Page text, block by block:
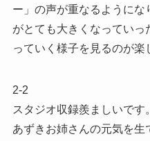
ー」の声が重なるように
がとても大きくなってい
っていく様子を見るのが楽
2-2
スタジオ収録羨ましいです。
あずきお姉さんの元気を生